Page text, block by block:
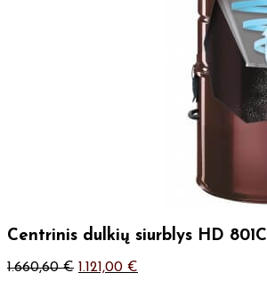
Centrinis dulkių siurblys HD 801C
1.660,60€ 1.121,00 €